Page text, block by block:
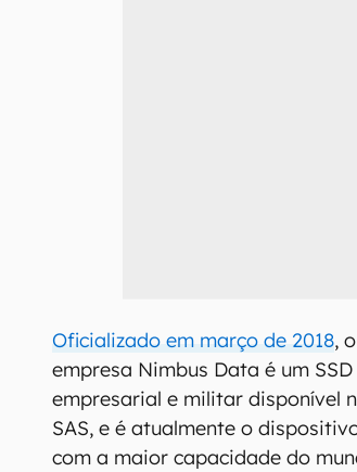
Oficializado em março de 2018,
empresa Nimbus Data é um
empresarial e militar disponível
SAS, e é atualmente o
com a maior capacidade do